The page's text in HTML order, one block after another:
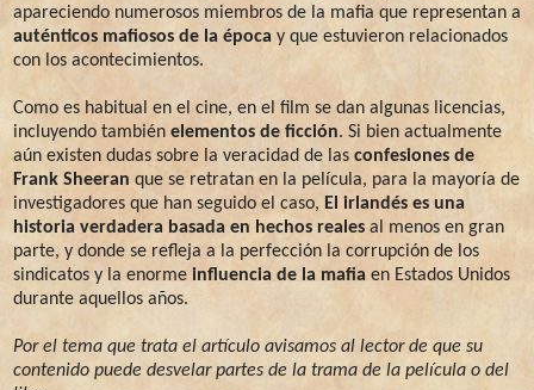
apareciendo numerosos miembros de la mafia que representan a
auténticos mafiosos de la época y que estuvieron relacionados
con los acontecimientos.
Como es habitual en el cine, en el film se dan algunas licencias,
incluyendo también elementos de ficción. Si bien actualmente
aún existen dudas sobre la veracidad de las confesiones de
Frank Sheeran que se retratan en la película, para la mayoría de
investigadores que han seguido el caso, El irlandés es una
historia verdadera basada en hechos reales al menos en gran
parte, y donde se refleja a la perfección la corrupción de los
sindicatos y la enorme influencia de la mafia en Estados Unidos
durante aquellos años.
Por el tema que trata el artículo avisamos al lector de que su
contenido puede desvelar partes de la trama de la película o del